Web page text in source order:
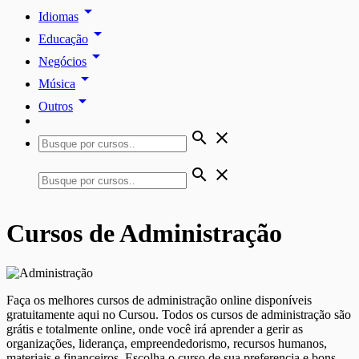
Idiomas arrow_drop_down
Educação arrow_drop_down
Negócios arrow_drop_down
Música arrow_drop_down
Outros arrow_drop_down
search close
search close
Cursos de Administração
Faça os melhores cursos de administração online disponíveis
gratuitamente aqui no Cursou. Todos os cursos de administração são
grátis e totalmente online, onde você irá aprender a gerir as
organizações, liderança, empreendedorismo, recursos humanos,